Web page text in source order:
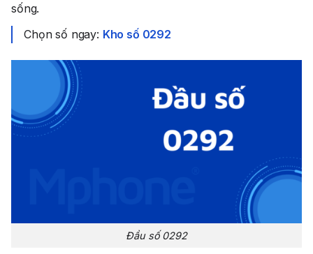
sống.
Chọn số ngay: Kho số 0292
Đầu số 0292